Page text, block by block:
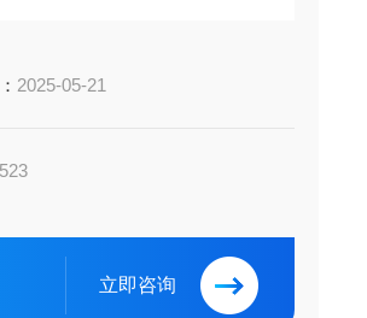
2025-05-21
523
立即咨询